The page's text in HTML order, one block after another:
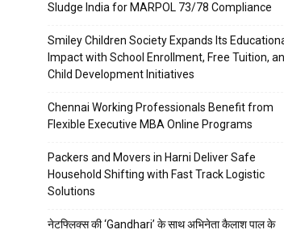
Sludge India for MARPOL 73/78 Compliance
Smiley Children Society Expands Its
Impact with School Enrollment, Free Tuition,
Child Development Initiatives
Chennai Working Professionals Benefit from
Flexible Executive MBA Online Programs
Packers and Movers in Harni Deliver Safe
Household Shifting with Fast Track Logistic
Solutions
नेटफ्लिक्स की ‘Gandhari’ के साथ अभिनेता कैलाश पाल के